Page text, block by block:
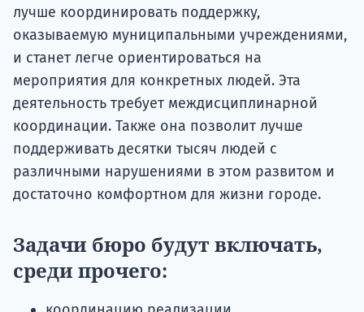
лучше координировать поддержку,
оказываемую муниципальными учреждениями,
и станет легче ориентироваться на
мероприятия для конкретных людей. Эта
деятельность требует междисциплинарной
координации. Также она позволит лучше
поддерживать десятки тысяч людей с
различными нарушениями в этом развитом и
достаточно комфортном для жизни городе.
Задачи бюро будут включать,
среди прочего: